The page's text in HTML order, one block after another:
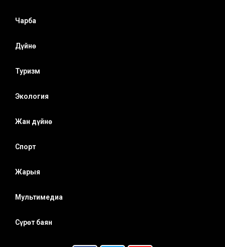
Чарба
Дүйнө
Туризм
Экология
Жан дүйнө
Спорт
Жарыя
Мультимедиа
Сүрөт баян